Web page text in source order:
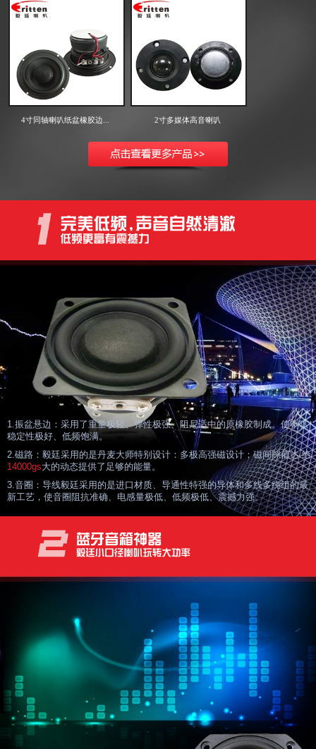
4寸同轴喇叭纸盆橡胶边... 2寸多媒体高音喇叭
1.振盆悬边：采用了重量极轻、弹性极强、阻尼适中的原橡胶制成。使喇叭
稳定性极好、低频饱满。
2.磁路：毅廷采用的是丹麦大师特别设计：多极高强磁设计；磁间隙值达
14000gs
.给
大的动态提供了足够的能量。
3.音圈：导线毅廷采用的是进口材质、导通性特强的导体和多线多绕组的最
新工艺，使音圈阻抗准确、电感量极低、低频极低、震撼力强。